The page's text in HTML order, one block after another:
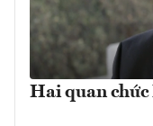
Hai quan chức